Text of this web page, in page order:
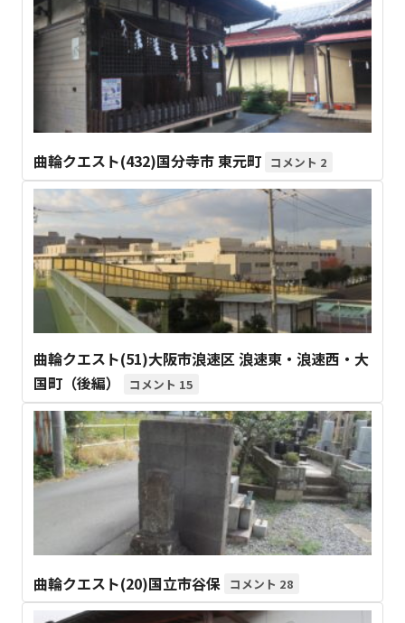
曲輪クエスト(432)国分寺市 東元町 2
曲輪クエスト(51)大阪市浪速区 浪速東・浪速西・大
国町（後編）
15
曲輪クエスト(20)国立市谷保 28